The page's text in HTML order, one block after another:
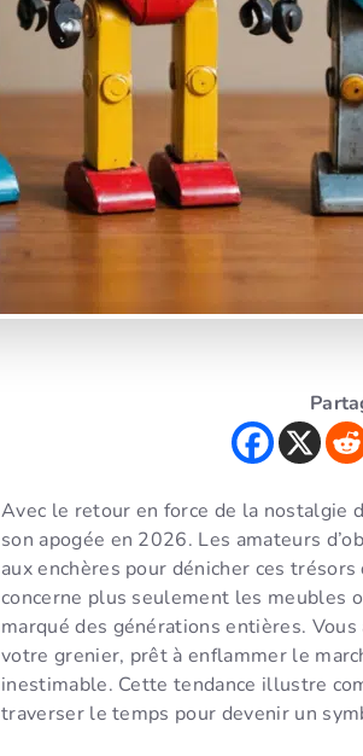
Avec le retour en force de la nostalgie
son apogée en 2026. Les amateurs
aux enchères pour dénicher ces trésors
concerne plus seulement les meubles
marqué des générations entières.
votre grenier, prêt à enflammer le
inestimable. Cette tendance illustre
traverser le temps pour devenir un